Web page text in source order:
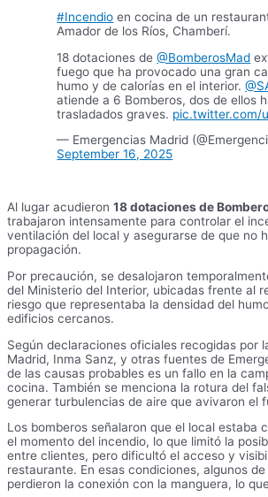
#Incendio en cocina de un
Amador de los Ríos, Chamberí.
18 dotaciones de@BomberosMad
fuego que ha provocado una gran
humo y de calorías en el interior.
atiende a 6 Bomberos, dos de ellos
trasladados graves. pic.twitter.com/
— Emergencias Madrid
September 16, 2025
Al lugar acudieron 18 dotaciones de
trabajaron intensamente para controlar el
ventilación del local y asegurarse de que no
propagación.
Por precaución, se desalojaron
del Ministerio del Interior, ubicadas frente al
riesgo que representaba la densidad del
edificios cercanos.
Según declaraciones oficiales recogidas por
Madrid, Inma Sanz, y otras fuentes de
de las causas probables es un fallo en la
cocina. También se menciona la rotura del
generar turbulencias de aire que avivaron el
Los bomberos señalaron que el local estaba
el momento del incendio, lo que limitó la
entre clientes, pero dificultó el acceso y
restaurante. En esas condiciones, algunos
perdieron la conexión con la manguera, lo